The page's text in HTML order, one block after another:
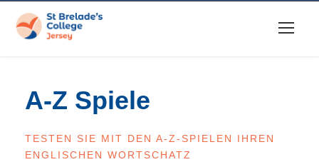
A-Z Spiele
TESTEN SIE MIT DEN A-Z-SPIELEN IHREN
ENGLISCHEN WORTSCHATZ